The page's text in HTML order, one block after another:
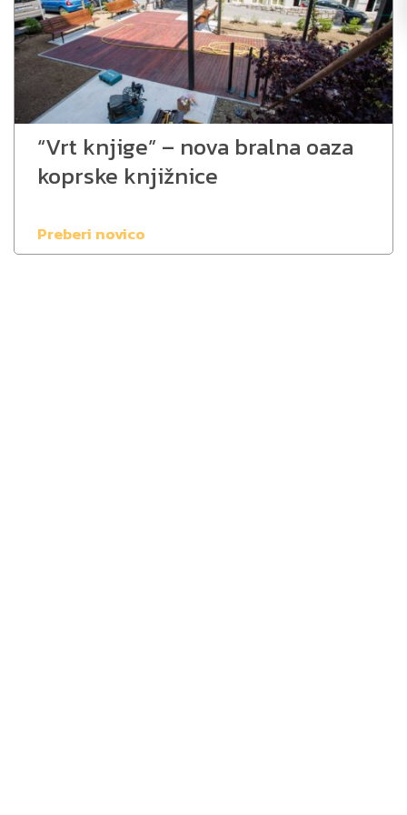
“Vrt knjige” – nova bralna oaza
koprske knjižnice
Preberi novico